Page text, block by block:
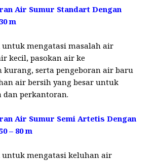
Air Sumur Standart Dengan
m
untuk mengatasi masalah air
kecil, pasokan air ke
kurang, serta pengeboran air baru
air bersih yang besar untuk
dan perkantoran.
Air Sumur Semi Artetis Dengan
– 80 m
untuk mengatasi keluhan air